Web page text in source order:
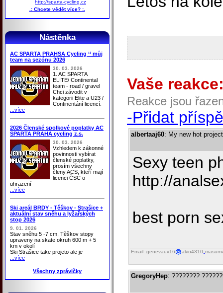
http://sparta-cycling.cz
.: Chcete vědět více? :.
Nástěnka
AC SPARTA PRAHSA Cycling ‘‘ můj
team na sezónu 2026
30. 03. 2026
1. AC SPARTA
ELITE/ Continental
team - road / gravel
Chci závodit v
kategorii Elite a U23 /
Continentání licencí.
...více
2026 Členské spolkové poplatky AC
SPARTA PRAHA cycling z.s.
30. 03. 2026
Vzhledem k zákonné
povinnosti vybírat
členské poplatky,
prosím všechny
členy ACS, kteří mají
licenci ČSC o
uhrazení
...více
Ski areál BRDY - Těškov - Strašice +
aktuální stav sněhu a lyžařských
stop 2026
9. 01. 2026
Stav sněhu 5 -7 cm, Těškov stopy
upraveny na skate okruh 600 m + 5
km v okolí
Ski Strašice take projeto ale je
...více
Všechny zprávičky
Vaše
Reakce jsou
-Přidat
albertaaj60: My new hot project
Sexy teen
http://
best porn
Email: genevauv16 akio4310
GregoryHep: ????????